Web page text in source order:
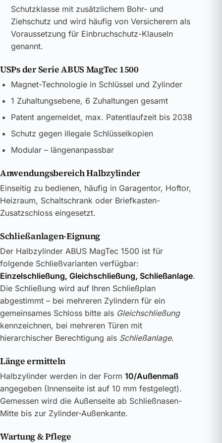
Schutzklasse mit zusätzlichem Bohr- und
Ziehschutz und wird häufig von Versicherern als
Voraussetzung für Einbruchschutz-Klauseln
genannt.
USPs der Serie ABUS MagTec 1500
Magnet-Technologie in Schlüssel und Zylinder
1 Zuhaltungsebene, 6 Zuhaltungen gesamt
Patent angemeldet, max. Patentlaufzeit bis 2038
Schutz gegen illegale Schlüsselkopien
Modular – längenanpassbar
Anwendungsbereich Halbzylinder
Einseitig zu bedienen, häufig in Garagentor, Hoftor,
Heizraum, Schaltschrank oder Briefkasten-
Zusatzschloss eingesetzt.
Schließanlagen-Eignung
Der Halbzylinder ABUS MagTec 1500 ist für
folgende Schließvarianten verfügbar:
Einzelschließung, Gleichschließung, Schließanlage.
Die Schließung wird auf Ihren Schließplan
abgestimmt – bei mehreren Zylindern für ein
gemeinsames Schloss bitte als Gleichschließung
kennzeichnen, bei mehreren Türen mit
hierarchischer Berechtigung als Schließanlage.
Länge ermitteln
Halbzylinder werden in der Form 10/Außenmaß
angegeben (Innenseite ist auf 10 mm festgelegt).
Gemessen wird die Außenseite ab Schließnasen-
Mitte bis zur Zylinder-Außenkante.
Wartung & Pflege